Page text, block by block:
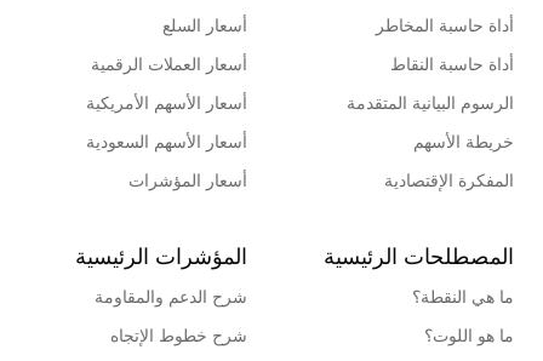
أداة حاسبة المخاطر
أداة حاسبة النقاط
الرسوم البيانية المتقدمة
خريطة الأسهم
المفكرة الإقتصادية
أسعار السلع
أسعار العملات الرقمية
أسعار الأسهم الأمريكية
أسعار الأسهم السعودية
أسعار المؤشرات
المصطلحات الرئيسية
ما هي النقطة؟
ما هو اللوت؟
المؤشرات الرئيسية
شرح الدعم والمقاومة
شرح خطوط الإتجاه